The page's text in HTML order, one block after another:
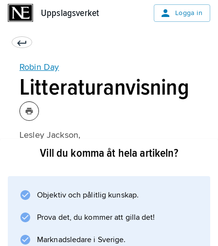
Uppslagsverket Logga in
Robin Day
Litteraturanvisning
Lesley Jackson,
Robin & Lucienne Day: Pioneers of
Information om artikeln
Vill du komma åt hela artikeln?
Objektiv och pålitlig kunskap.
Prova det, du kommer att gilla det!
Marknadsledare i Sverige.